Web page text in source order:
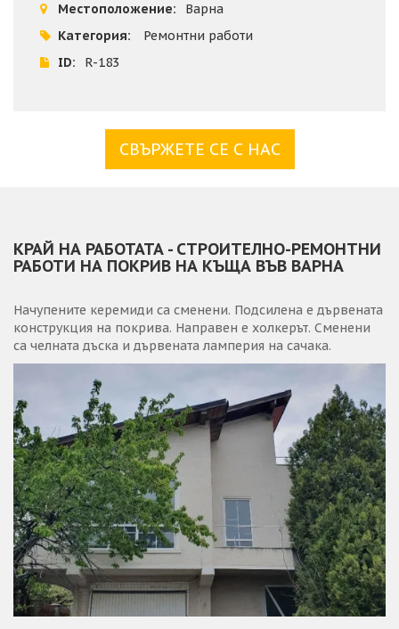
Местоположение:
Варна
Категория:
Ремонтни работи
ID:
R-183
СВЪРЖЕТЕ СЕ С НАС
КРАЙ НА РАБОТАТА - СТРОИТЕЛНО-РЕМОНТНИ
РАБОТИ НА ПОКРИВ НА КЪЩА ВЪВ ВАРНА
Начупените керемиди са сменени. Подсилена е дървената
конструкция на покрива. Направен е холкерът. Сменени
са челната дъска и дървената ламперия на сачака.